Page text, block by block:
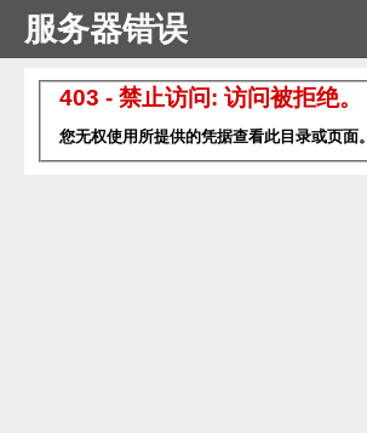
服务器错误
403 - 禁止访问: 访问被拒绝。
您无权使用所提供的凭据查看此目录或页面。